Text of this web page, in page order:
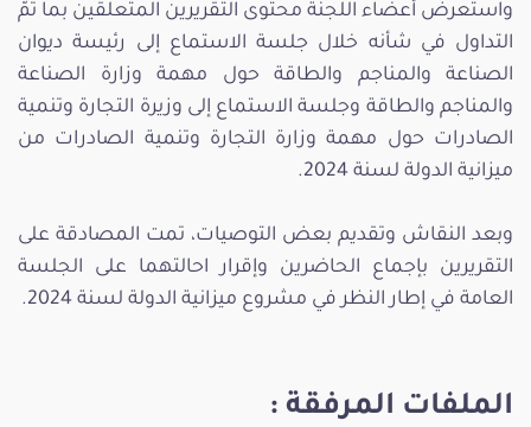
واستعرض أعضاء اللجنة محتوى التقريرين المتعلقين بما تمّ
التداول في شأنه خلال جلسة الاستماع إلى رئيسة ديوان
الصناعة والمناجم والطاقة حول مهمة وزارة الصناعة
والمناجم والطاقة وجلسة الاستماع إلى وزيرة التجارة وتنمية
الصادرات حول مهمة وزارة التجارة وتنمية الصادرات من
ميزانية الدولة لسنة 2024.
وبعد النقاش وتقديم بعض التوصيات، تمت المصادقة على
التقريرين بإجماع الحاضرين وإقرار احالتهما على الجلسة
العامة في إطار النظر في مشروع ميزانية الدولة لسنة 2024.
الملفات المرفقة :